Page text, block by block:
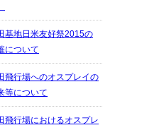
基地日米友好祭2015の
について
飛行場へのオスプレイの
等について
飛行場におけるオスプレ